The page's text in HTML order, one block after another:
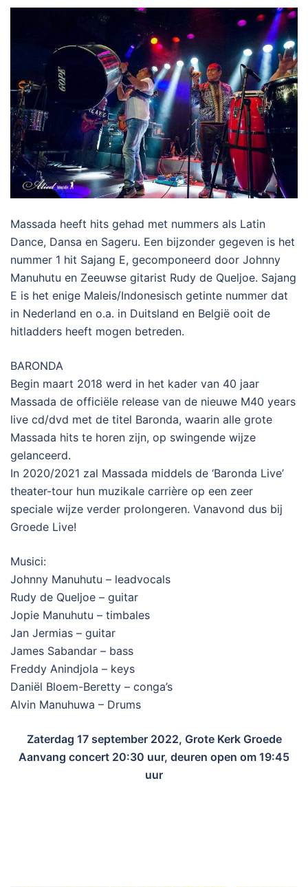
Massada heeft hits gehad met nummers als Latin
Dance, Dansa en Sageru. Een bijzonder gegeven is het
nummer 1 hit Sajang E, gecomponeerd door Johnny
Manuhutu en Zeeuwse gitarist Rudy de Queljoe. Sajang
E is het enige Maleis/Indonesisch getinte nummer dat
in Nederland en o.a. in Duitsland en België ooit de
hitladders heeft mogen betreden.
BARONDA
Begin maart 2018 werd in het kader van 40 jaar
Massada de officiële release van de nieuwe M40 years
live cd/dvd met de titel Baronda, waarin alle grote
Massada hits te horen zijn, op swingende wijze
gelanceerd.
In 2020/2021 zal Massada middels de ‘Baronda Live’
theater-tour hun muzikale carrière op een zeer
speciale wijze verder prolongeren. Vanavond dus bij
Groede Live!
Musici:
Johnny Manuhutu – leadvocals
Rudy de Queljoe – guitar
Jopie Manuhutu – timbales
Jan Jermias – guitar
James Sabandar – bass
Freddy Anindjola – keys
Daniël Bloem-Beretty – conga’s
Alvin Manuhuwa – Drums
Zaterdag 17 september 2022, Grote Kerk Groede
Aanvang concert 20:30 uur, deuren open om 19:45
uur